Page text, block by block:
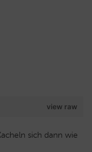
view raw
sich dann wie